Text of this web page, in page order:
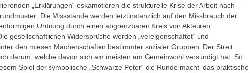
„Erklärungen“ eskamotieren die strukturelle Krise der Arbeit nach
Die Missstände werden letztinstanzlich auf den Missbrauch der
Ordnung durch einen abgrenzbaren Kreis von Akteuren
gesellschaftlichen Widersprüche werden „vereigenschaftet“ und
den miesen Machenschaften bestimmter sozialer Gruppen. Der Streit
darum, welche davon sich am meisten am Gemeinwohl versündigt hat. So
Spiel der symbolische „Schwarze Peter“ die Runde macht, das praktische